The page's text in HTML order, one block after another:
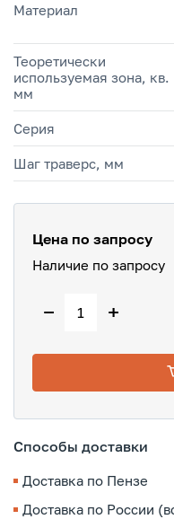
Материал
Теоретически
используемая зона, кв.
мм
Серия
Шаг траверс, мм
Цена по запросу
Наличие по запросу
− +
Способы доставки
Доставка по Пензе
Доставка по России